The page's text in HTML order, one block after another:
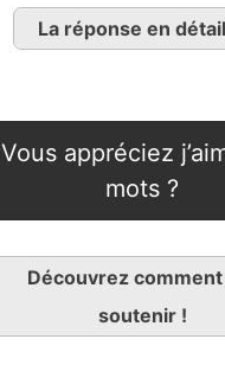
La réponse en
Vous appréciez
mots ?
Découvrez
soutenir !